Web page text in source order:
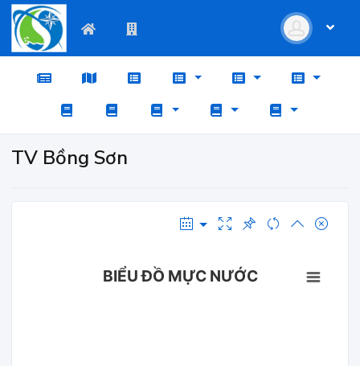
TV Bồng Sơn
BIỂU ĐỒ MỰC NƯỚC